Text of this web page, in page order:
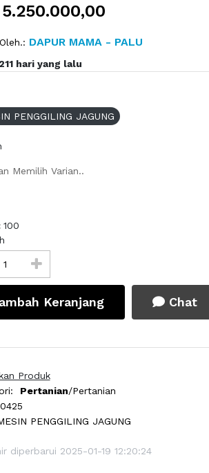
5.250.000,00
DAPUR MAMA - PALU
hari yang lalu
PENGGILING JAGUNG
Memilih Varian..
100
Keranjang Chat
Produk
Pertanian/Pertanian
0425
PENGGILING JAGUNG
diperbarui 2025-01-19 12:20:24